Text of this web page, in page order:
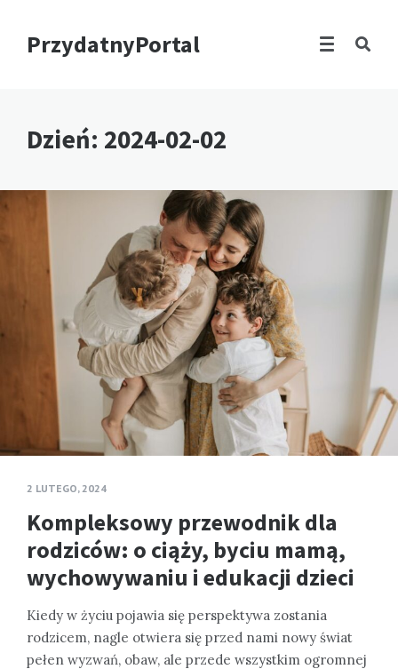
PrzydatnyPortal
Dzień: 2024-02-02
2 LUTEGO, 2024
Kompleksowy przewodnik dla
rodziców: o ciąży, byciu mamą,
wychowywaniu i edukacji dzieci
Kiedy w życiu pojawia się perspektywa zostania
rodzicem, nagle otwiera się przed nami nowy świat
pełen wyzwań, obaw, ale przede wszystkim ogromnej